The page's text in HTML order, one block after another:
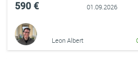
590 € 01.09.2026
Leon Albert